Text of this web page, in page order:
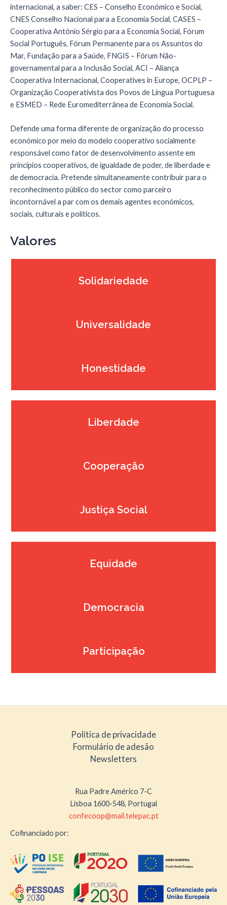
internacional, a saber: CES – Conselho Económico e Social,
CNES Conselho Nacional para a Economia Social, CASES –
Cooperativa António Sérgio para a Economia Social, Fórum
Social Português, Fórum Permanente para os Assuntos do
Mar, Fundação para a Saúde, FNGIS – Fórum Não-
governamental para a Inclusão Social, ACI – Aliança
Cooperativa Internacional, Cooperatives in Europe, OCPLP –
Organização Cooperativista dos Povos de Língua Portuguesa
e ESMED – Rede Euromediterrânea de Economia Social.
Defende uma forma diferente de organização do processo
económico por meio do modelo cooperativo socialmente
responsável como fator de desenvolvimento assente em
princípios cooperativos, de igualdade de poder, de liberdade e
de democracia. Pretende simultaneamente contribuir para o
reconhecimento público do sector como parceiro
incontornável a par com os demais agentes económicos,
sociais, culturais e políticos.
Valores
Solidariedade
Universalidade
Honestidade
Liberdade
Cooperação
Justiça Social
Equidade
Democracia
Participação
Política de privacidade
Formulário de adesão
Newsletters
Rua Padre Américo 7-C
Lisboa 1600-548, Portugal
confecoop@mail.telepac.pt
Cofinanciado por: